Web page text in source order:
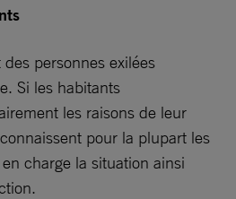
des personnes exilées
Si les habitants
les raisons de leur
pour la plupart les
charge la situation ainsi